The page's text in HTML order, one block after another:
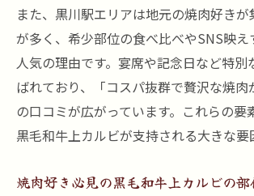
また、黒川駅エリアは地元の焼肉好き
が多く、希少部位の食べ比べやSNS映え
人気の理由です。宴席や記念日など特別
ばれており、「コスパ抜群で贅沢な焼肉
の口コミが広がっています。これらの要
黒毛和牛上カルビが支持される大きな要
焼肉好き必見の黒毛和牛上カルビの部